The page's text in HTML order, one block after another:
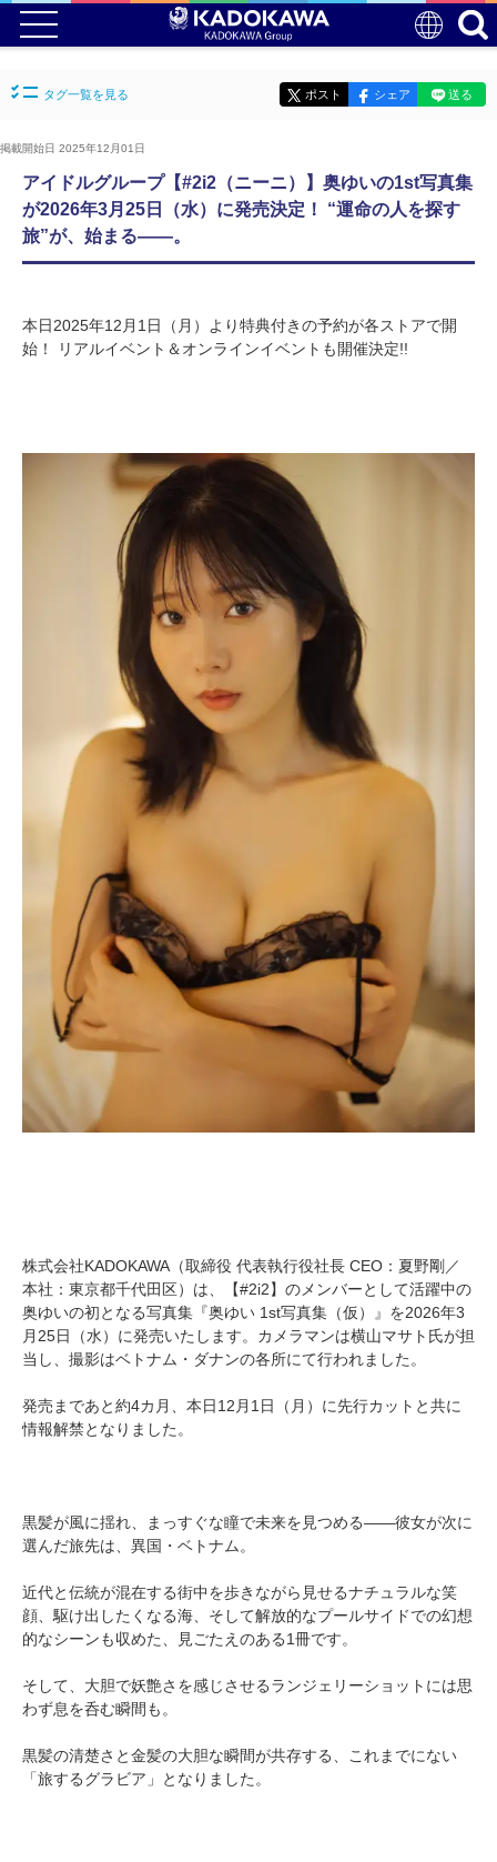
タグ一覧を見る ポスト シェア 送る
掲載開始日 2025年12月01日
アイドルグループ【#2i2（ニーニ）】奥ゆいの1st写真集
が2026年3月25日（水）に発売決定！ “運命の人を探す
旅”が、始まる――。
本日2025年12月1日（月）より特典付きの予約が各ストアで開
始！ リアルイベント＆オンラインイベントも開催決定!!
株式会社KADOKAWA（取締役 代表執行役社長 CEO：夏野剛／
本社：東京都千代田区）は、【#2i2】のメンバーとして活躍中の
奥ゆいの初となる写真集『奥ゆい 1st写真集（仮）』を2026年3
月25日（水）に発売いたします。カメラマンは横山マサト氏が担
当し、撮影はベトナム・ダナンの各所にて行われました。
発売まであと約4カ月、本日12月1日（月）に先行カットと共に
情報解禁となりました。
黒髪が風に揺れ、まっすぐな瞳で未来を見つめる――彼女が次に
選んだ旅先は、異国・ベトナム。
近代と伝統が混在する街中を歩きながら見せるナチュラルな笑
顔、駆け出したくなる海、そして解放的なプールサイドでの幻想
的なシーンも収めた、見ごたえのある1冊です。
そして、大胆で妖艶さを感じさせるランジェリーショットには思
わず息を呑む瞬間も。
黒髪の清楚さと金髪の大胆な瞬間が共存する、これまでにない
「旅するグラビア」となりました。